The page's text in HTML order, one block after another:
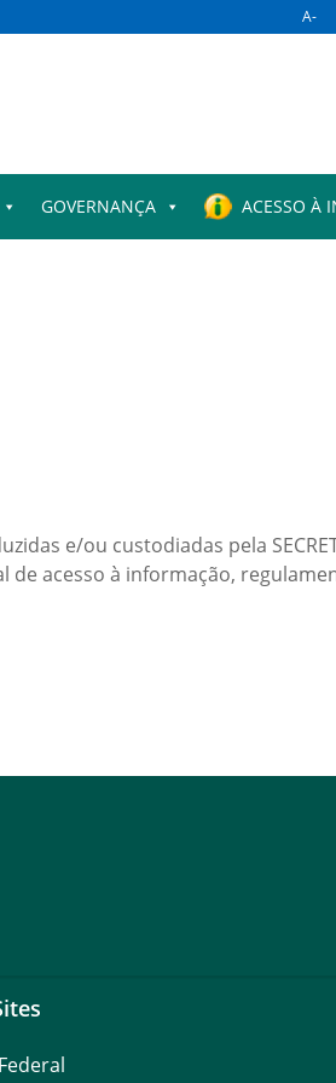
A-
GOVERNANÇA ACESSO À
e/ou custodiadas pela
de acesso à informação,